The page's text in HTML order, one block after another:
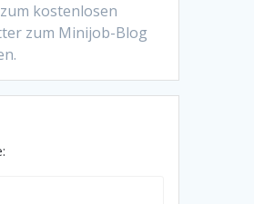
kostenlosen
zum Minijob-Blog